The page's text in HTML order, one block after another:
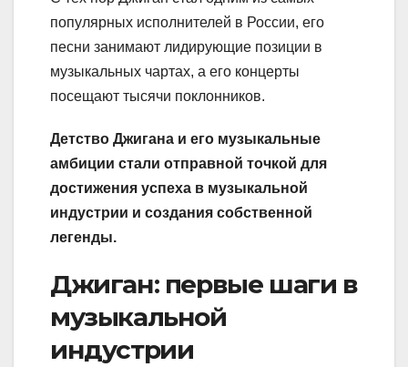
популярных исполнителей в России, его
песни занимают лидирующие позиции в
музыкальных чартах, а его концерты
посещают тысячи поклонников.
Детство Джигана и его музыкальные
амбиции стали отправной точкой для
достижения успеха в музыкальной
индустрии и создания собственной
легенды.
Джиган: первые шаги в
музыкальной
индустрии